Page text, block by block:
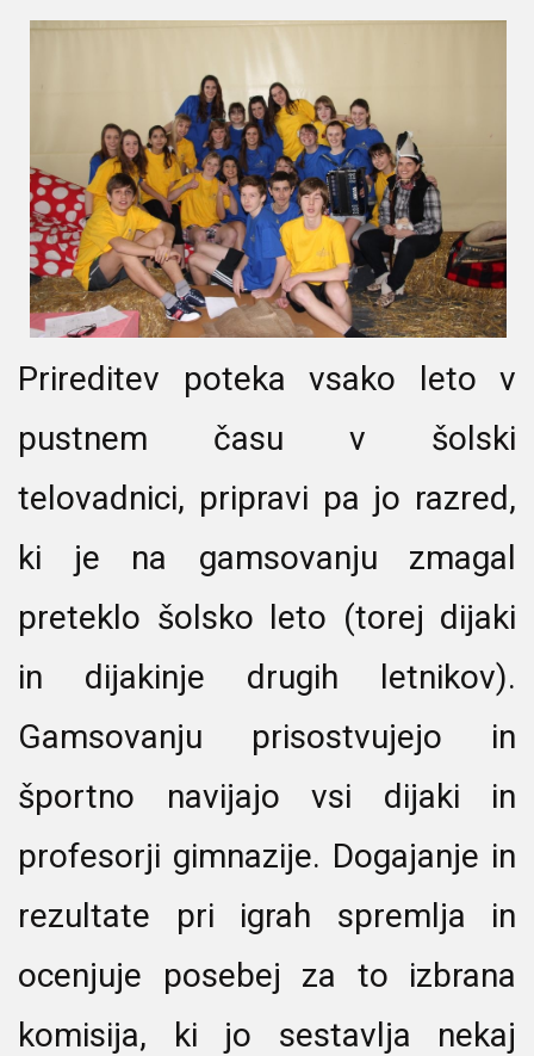
Prireditev poteka vsako leto v
pustnem času v šolski
telovadnici, pripravi pa jo razred,
ki je na gamsovanju zmagal
preteklo šolsko leto (torej dijaki
in dijakinje drugih letnikov).
Gamsovanju prisostvujejo in
športno navijajo vsi dijaki in
profesorji gimnazije. Dogajanje in
rezultate pri igrah spremlja in
ocenjuje posebej za to izbrana
komisija, ki jo sestavlja nekaj